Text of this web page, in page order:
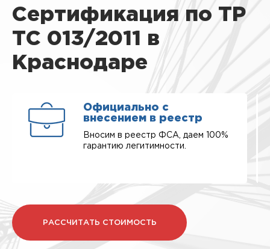
Сертификация по ТР
ТС 013/2011 в
Краснодаре
Официально с
внесением в реестр
Вносим в реестр ФСА, даем 100%
гарантию легитимности.
РАССЧИТАТЬ СТОИМОСТЬ